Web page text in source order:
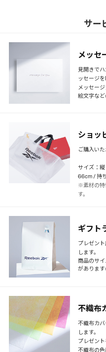
サー
メッセ
見開きで
ッセージ
メッセー
絵文字な
ショッ
ご購入い
サイズ：
66cm / 持
※素材の特
す。
ギフト
プレゼン
します。
商品のサ
があります
不織布
不織布カ
します。
プレゼン
不織布の